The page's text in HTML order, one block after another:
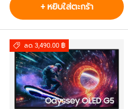
+ หยิบใส่ตะกร้า
ลด 3,490.00 ฿